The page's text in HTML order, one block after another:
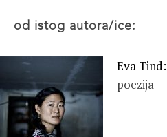
od istog autora/ice:
Eva
poezija